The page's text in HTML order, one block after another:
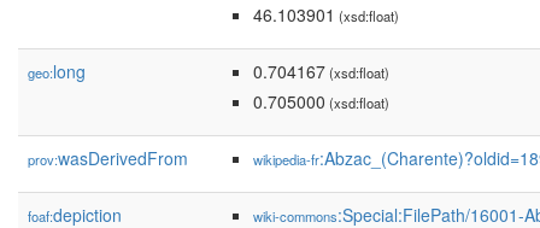
46.103901 (xsd:float)
geo:long 0.704167(xsd:float)
0.705000 (xsd:float)
prov:wasDerivedFrom wikipedia-fr
foaf:depiction wiki-commons:Special:FilePath/16001-